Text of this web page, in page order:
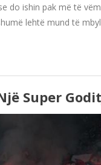
do ishin pak më të
lehtë mund të
Super